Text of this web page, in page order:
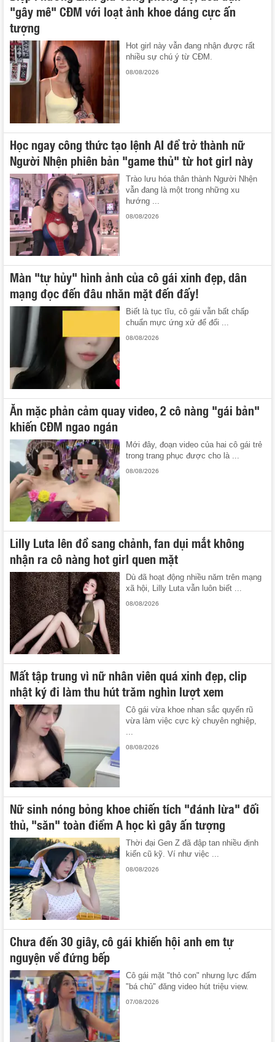
"gây mê" CĐM với loạt ảnh khoe dáng cực ấn
tượng
Hot girl này vẫn đang nhận được rất
nhiều sự chú ý từ CĐM.
08/08/2026
Học ngay công thức tạo lệnh AI để trở thành nữ
Người Nhện phiên bản "game thủ" từ hot girl này
Trào lưu hóa thân thành Người Nhện
vẫn đang là một trong những xu
hướng ...
08/08/2026
Màn "tự hủy" hình ảnh của cô gái xinh đẹp, dân
mạng đọc đến đâu nhăn mặt đến đấy!
Biết là tục tĩu, cô gái vẫn bất chấp
chuẩn mực ứng xử để đổi ...
08/08/2026
Ăn mặc phản cảm quay video, 2 cô nàng "gái bản"
khiến CĐM ngao ngán
Mới đây, đoạn video của hai cô gái trẻ
trong trang phục được cho là ...
08/08/2026
Lilly Luta lên đồ sang chảnh, fan dụi mắt không
nhận ra cô nàng hot girl quen mặt
Dù đã hoạt động nhiều năm trên mạng
xã hội, Lilly Luta vẫn luôn biết ...
08/08/2026
Mất tập trung vì nữ nhân viên quá xinh đẹp, clip
nhật ký đi làm thu hút trăm nghìn lượt xem
Cô gái vừa khoe nhan sắc quyến rũ
vừa làm việc cực kỳ chuyên nghiệp,
...
08/08/2026
Nữ sinh nóng bỏng khoe chiến tích "đánh lừa" đối
thủ, "săn" toàn điểm A học kì gây ấn tượng
Thời đại Gen Z đã đập tan nhiều định
kiến cũ kỹ. Ví như việc ...
08/08/2026
Chưa đến 30 giây, cô gái khiến hội anh em tự
nguyện về đứng bếp
Cô gái mặt "thỏ con" nhưng lực đấm
"bá chủ" đăng video hút triệu view.
07/08/2026